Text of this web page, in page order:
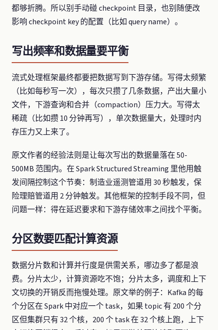
都够折腾。所以别手动碰 checkpoint 目录，也别随便改
影响 checkpoint key 的配置（比如 query name）。
写出频率和数据量要平衡
流式处理框架最终都要把数据写到下游存储。写得太频繁
（比如每秒写一次），每次只攒了几条数据，产出大量小
文件，下游查询和合并（compaction）压力大。写得太
稀疏（比如攒 10 分钟再写），单次数据量大，处理时内
存压力又上来了。
原文作者的经验法则是让每次写出的数据量落在 50-
500MB 范围内。在 Spark Structured Streaming 里他用触
发间隔控制这个节奏：制造业遥测管道用 30 秒触发，保
险理赔管道用 2 分钟触发。其他框架的控制手段不同，但
问题一样：得在延迟要求和下游存储效率之间找个平衡。
分区数要匹配计算资源
数据分片数和计算并行度是供需关系，哪边多了都是浪
费。分片太少，计算资源吃不饱；分片太多，调度和上下
文切换的开销反而拖慢处理。原文举的例子：Kafka 的每
个分区在 Spark 中对应一个 task，如果 topic 有 200 个分
区但集群只有 32 个核，200 个 task 在 32 个核上跑，上下